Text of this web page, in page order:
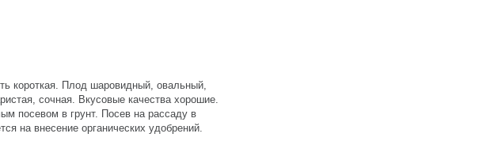
короткая. Плод шаровидный, овальный,
сочная. Вкусовые качества хорошие.
посевом в грунт. Посев на рассаду в
на внесение органических удобрений.